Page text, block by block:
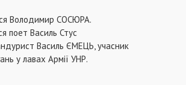
Володимир СОСЮРА.
поет Василь Стус
Василь ЄМЕЦЬ, учасник
у лавах Армії УНР.